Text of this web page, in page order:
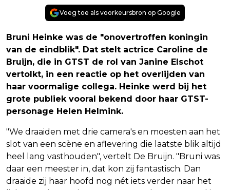
Voeg toe als voorkeursbron op Google
Bruni Heinke was de "onovertroffen koningin
van de eindblik". Dat stelt actrice Caroline de
Bruijn, die in GTST de rol van Janine Elschot
vertolkt, in een reactie op het overlijden van
haar voormalige collega. Heinke werd bij het
grote publiek vooral bekend door haar GTST-
personage Helen Helmink.
"We draaiden met drie camera's en moesten aan het
slot van een scène en aflevering die laatste blik altijd
heel lang vasthouden", vertelt De Bruijn. "Bruni was
daar een meester in, dat kon zij fantastisch. Dan
draaide zij haar hoofd nog nét iets verder naar het